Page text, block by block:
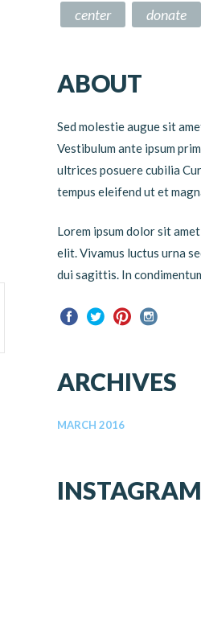
center
donate
ABOUT
Sed molestie augue sit
Vestibulum ante ipsum
ultrices posuere cubilia
tempus eleifend ut et
Lorem ipsum dolor sit
elit. Vivamus luctus urna
dui sagittis. In
ARCHIVES
MARCH 2016
INSTAGRAM